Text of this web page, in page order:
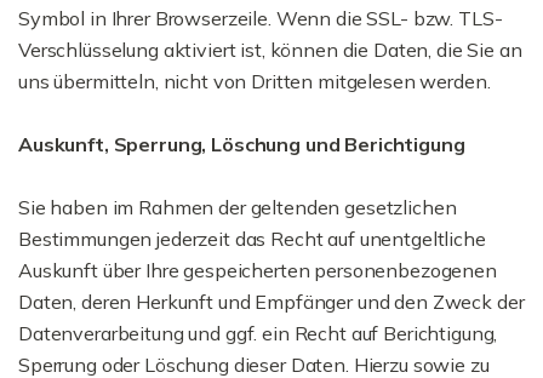
Symbol in Ihrer Browserzeile. Wenn die SSL- bzw. TLS-
Verschlüsselung aktiviert ist, können die Daten, die Sie an
uns übermitteln, nicht von Dritten mitgelesen werden.
Auskunft, Sperrung, Löschung und Berichtigung
Sie haben im Rahmen der geltenden gesetzlichen
Bestimmungen jederzeit das Recht auf unentgeltliche
Auskunft über Ihre gespeicherten personenbezogenen
Daten, deren Herkunft und Empfänger und den Zweck der
Datenverarbeitung und ggf. ein Recht auf Berichtigung,
Sperrung oder Löschung dieser Daten. Hierzu sowie zu